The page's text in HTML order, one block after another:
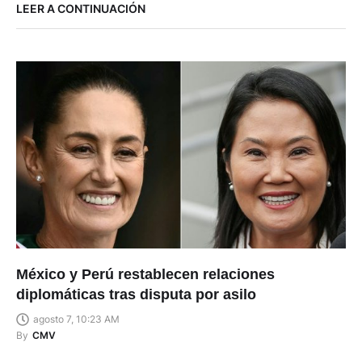
LEER A CONTINUACIÓN
México y Perú restablecen relaciones
diplomáticas tras disputa por asilo
agosto 7, 10:23 AM
By CMV